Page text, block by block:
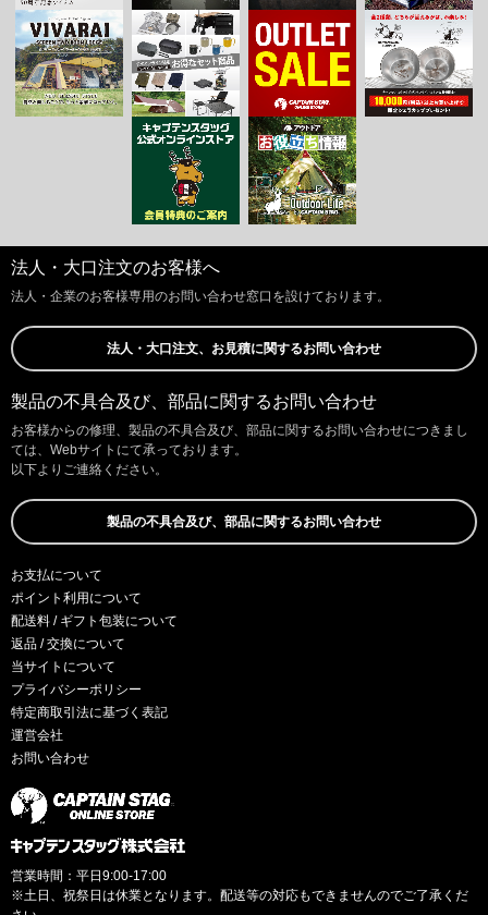
法人・大口注文のお客様へ
法人・企業のお客様専用のお問い合わせ窓口を設けております。
法人・大口注文、お見積に関するお問い合わせ
製品の不具合及び、部品に関するお問い合わせ
お客様からの修理、製品の不具合及び、部品に関するお問い合わせにつきまし
ては、Webサイトにて承っております。
以下よりご連絡ください。
製品の不具合及び、部品に関するお問い合わせ
お支払について
ポイント利用について
配送料 / ギフト包装について
返品 / 交換について
当サイトについて
プライバシーポリシー
特定商取引法に基づく表記
運営会社
お問い合わせ
営業時間：平日9:00-17:00
※土日、祝祭日は休業となります。配送等の対応もできませんのでご了承くだ